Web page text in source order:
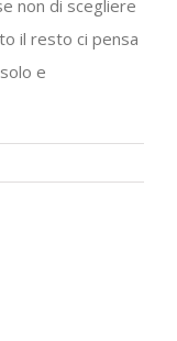
non di scegliere
il resto ci pensa
e